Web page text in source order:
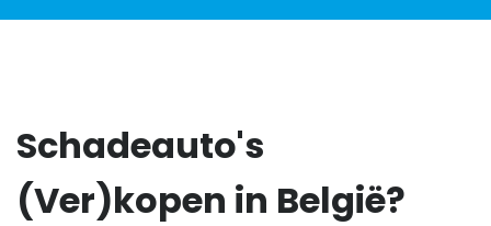
Schadeauto's
(Ver)kopen in België?